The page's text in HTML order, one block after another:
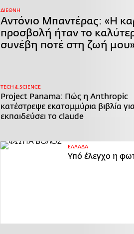
ΔΙΕΘΝΗ
Αντόνιο Μπαντέρας: «Η
προσβολή ήταν το
συνέβη ποτέ στη ζωή μου»
ΤECH & SCIENCE
Project Panama: Πώς η Anthropic
κατέστρεψε εκατομμύρια βιβλία
εκπαιδεύσει το claude
ΕΛΛΑΔΑ
Υπό έλεγχο η